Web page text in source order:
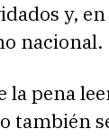
y,
nacional.
la pena
también